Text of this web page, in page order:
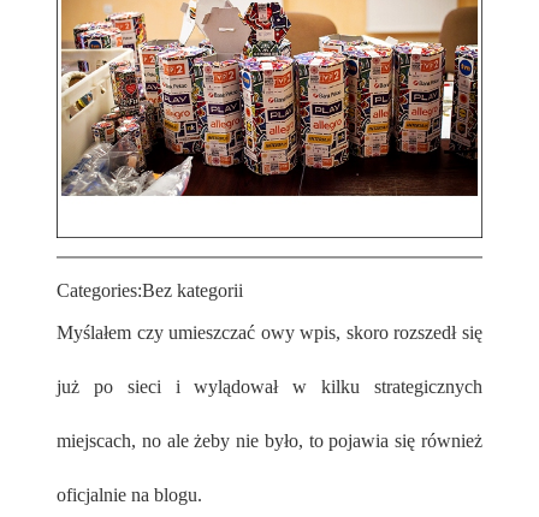
Categories:Bez kategorii
Myślałem czy umieszczać owy wpis, skoro rozszedł się
już po sieci i wylądował w kilku strategicznych
miejscach, no ale żeby nie było, to pojawia się również
oficjalnie na blogu.